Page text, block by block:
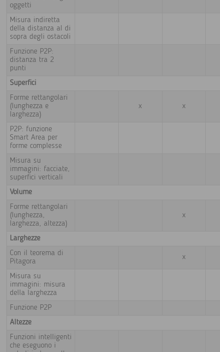
oggetti
Misura indiretta
della distanza al di
sopra degli ostacoli
Funzione P2P:
distanza tra 2
punti
Superfici
Forme rettangolari
(lunghezza e
larghezza)
x x
P2P: funzione
Smart Area per
forme complesse
Misura su
immagini: facciate,
superfici verticali
Volume
Forme rettangolari
(lunghezza,
larghezza, altezza)
x
Larghezze
Con il teorema di
Pitagora
x
Misura su
immagini: misura
della larghezza
Funzione P2P
Altezze
Funzioni intelligenti
che eseguono i